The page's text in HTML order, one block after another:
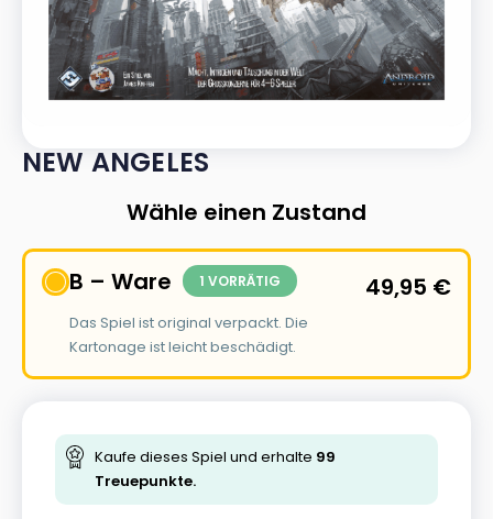
NEW ANGELES
Wähle einen Zustand
B – Ware 1 VORRÄTIG
Das Spiel ist original verpackt. Die
Kartonage ist leicht beschädigt.
49,95 €
Kaufe dieses Spiel und erhalte 99
Treuepunkte.